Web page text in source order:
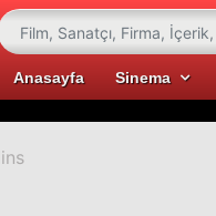
Anasayfa Sinema